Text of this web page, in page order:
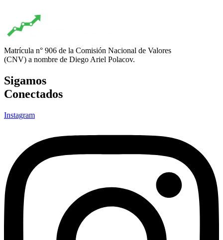
Matrícula n° 906 de la Comisión Nacional de Valores
(CNV) a nombre de Diego Ariel Polacov.
Sigamos
Conectados
Instagram